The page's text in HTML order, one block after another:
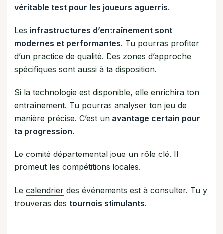
véritable test pour les joueurs aguerris.
Les infrastructures d’entraînement sont
modernes et performantes. Tu pourras profiter
d’un practice de qualité. Des zones d’approche
spécifiques sont aussi à ta disposition.
Si la technologie est disponible, elle enrichira ton
entraînement. Tu pourras analyser ton jeu de
manière précise. C’est un avantage certain pour
ta progression.
Le comité départemental joue un rôle clé. Il
promeut les compétitions locales.
Le calendrierdes événements est à consulter. Tu y
trouveras des tournois stimulants.